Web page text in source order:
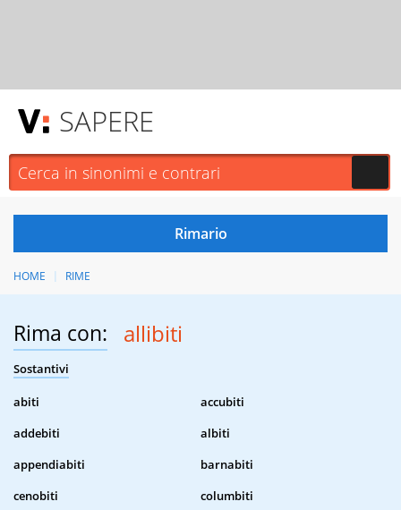
SAPERE
HOME RIME
Rima con: allibiti
Sostantivi
abiti
accubiti
addebiti
albiti
appendiabiti
barnabiti
cenobiti
columbiti